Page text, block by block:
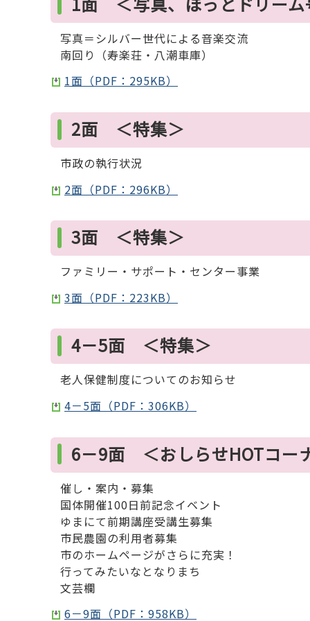
写真＝シルバー世代による音楽交流
南回り（寿楽荘・八潮車庫）
1面（PDF：295KB）
2面 ＜特集＞
市政の執行状況
2面（PDF：296KB）
3面 ＜特集＞
ファミリー・サポート・センター事業
3面（PDF：223KB）
4－5面 ＜特集＞
老人保健制度についてのお知らせ
4－5面（PDF：306KB）
6－9面 ＜おしらせHOTコー
催し・案内・募集
国体開催100日前記念イベント
ゆまにて前期講座受講生募集
市民農園の利用者募集
市のホームページがさらに充実！
行ってみたいなとなりまち
文芸欄
6－9面（PDF：958KB）